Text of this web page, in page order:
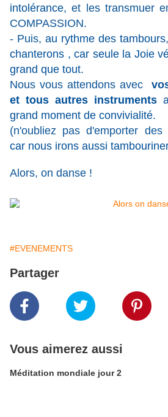
intolérance,et les transmuer
COMPASSION.
- Puis, au rythme des tambours,
chanterons , car seule la Joie
grand que tout.
Nous vous attendons avec
et tous autres instruments
grand moment de convivialité.
(n'oubliez pas d'emporter des
car nous irons aussi
Alors, on danse !
#EVENEMENTS
Partager
Vous aimerez aussi
Méditation mondiale jour 2